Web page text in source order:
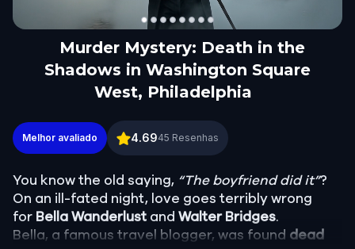
Murder Mystery: Death in the
Shadows in Washington Square
West, Philadelphia
Murder Mystery: Death in the Shadows in
Melhor avaliado 4.6945 Resenhas
You know the old saying, “The boyfriend did it”?
On an ill-fated night, love goes terribly wrong
for Bella Wanderlust and Walter Bridges.
Bella, a famous travel blogger, was found dead